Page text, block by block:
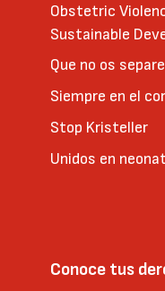
Obstetric
Sustainable
Que no os
Siempre en el
Stop Kristeller
Unidos en
Conoce tus